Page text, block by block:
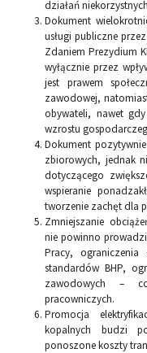
działań
Dokument
usługi publiczne
Zdaniem Prezydium
wyłącznie przez
jest prawem
zawodowej,
obywateli, nawet
wzrostu
Dokument
zbiorowych, jednak
dotyczącego
wspieranie
tworzenie zachęt dla
Zmniejszanie
nie powinno
Pracy, ograniczenia
standardów BHP,
zawodowych –
pracowniczych.
Promocja
kopalnych budzi
ponoszone koszty